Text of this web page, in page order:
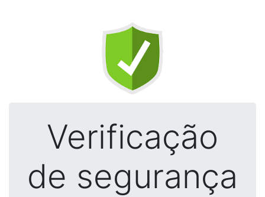
Verificação
de segurança